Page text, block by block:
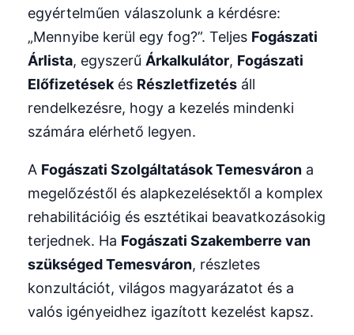
egyértelműen válaszolunk a kérdésre:
„Mennyibe kerül egy fog?”. Teljes Fogászati
Árlista, egyszerű Árkalkulátor, Fogászati
Előfizetések és Részletfizetés áll
rendelkezésre, hogy a kezelés mindenki
számára elérhető legyen.
A Fogászati Szolgáltatások Temesváron a
megelőzéstől és alapkezelésektől a komplex
rehabilitációig és esztétikai beavatkozásokig
terjednek. Ha Fogászati Szakemberre van
szükséged Temesváron, részletes
konzultációt, világos magyarázatot és a
valós igényeidhez igazított kezelést kapsz.